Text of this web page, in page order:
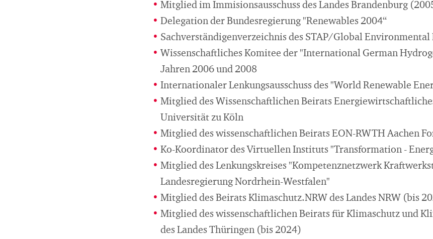
Mitglied im Immisionsausschuss des Landes Brandenburg
Delegation der Bundesregierung "Renewables 2004“
Sachverständigenverzeichnis des STAP/Global
Wissenschaftliches Komitee der "International German
Jahren 2006 und 2008
Internationaler Lenkungsausschuss des "World Renewable
Mitglied des Wissenschaftlichen Beirats
Universität zu Köln
Mitglied des wissenschaftlichen Beirats EON-RWTH Aachen
Ko-Koordinator des Virtuellen Instituts "Transformation -
Mitglied des Lenkungskreises "Kompetenznetzwerk
Landesregierung Nordrhein-Westfalen"
Mitglied des Beirats Klimaschutz.NRW des Landes NRW (bis
Mitglied des wissenschaftlichen Beirats für Klimaschutz und
des Landes Thüringen (bis 2024)